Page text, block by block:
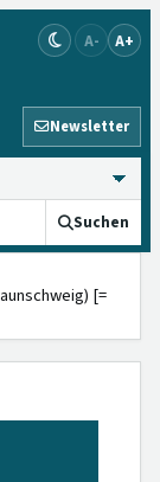
A- A+
Newsletter
Suchen
[=